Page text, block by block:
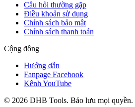
Câu hỏi thường gặp
Điều khoản sử dụng
Chính sách bảo mật
Chính sách thanh toán
Cộng đồng
Hướng dẫn
Fanpage Facebook
Kênh YouTube
© 2026 DHB Tools. Bảo lưu mọi quyền.